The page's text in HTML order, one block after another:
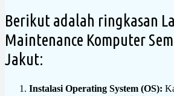
Berikut adalah ringkasan
Maintenance Komputer
Jakut:
Instalasi Operating System (OS):